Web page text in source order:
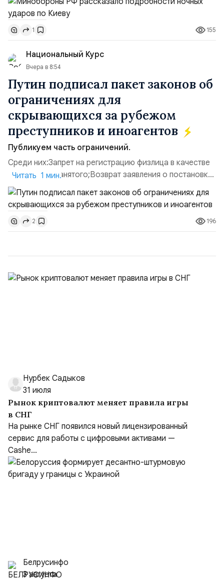
прилегающего полевого аэродром «Чайка»
дальнобойных БПЛА ВСУ; Складские помещения
«Транс-Логистик» в Оболонском районе г. Киев,
использовавшиеся для хранения военного
имущества ВСУ; Сортировочны...
1 155
Национальный Курс
Вчера в 8:54
Путин подписал пакет законов об
ограничениях для
скрывающихся за рубежом
преступников и иноагентов
Публикуем часть ограничений.
Среди них:Запрет на регистрацию физлица в качестве
ИП или самозанятого;Возврат заявления о постановке
недвижимости на кадастровый учет;Ограничение
водительских прав;Запрет регистрации транспортных
средств и на заключение сделок по
доверенности;Отказ в заключении кредитного
договора, предоставлении государственных и
Читать 1 мин.
2 196
Нурбек Садыков
31 июля
Рынок криптовалют меняет правила игры
в СНГ
На рынке СНГ появился новый лицензированный
сервис для работы с цифровыми активами —
Cashe...
Белрусинфо
3 августа